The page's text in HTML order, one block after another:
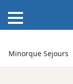
Minorque Sejours